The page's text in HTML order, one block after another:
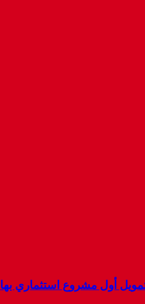
أول مشروع استثماري بها